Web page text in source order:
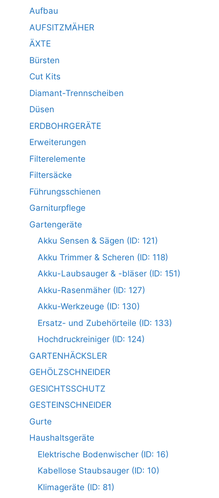
Aufbau
AUFSITZMÄHER
ÄXTE
Bürsten
Cut Kits
Diamant-Trennscheiben
Düsen
ERDBOHRGERÄTE
Erweiterungen
Filterelemente
Filtersäcke
Führungsschienen
Garniturpflege
Gartengeräte
Akku Sensen & Sägen (ID: 121)
Akku Trimmer & Scheren (ID: 118)
Akku-Laubsauger & -bläser (ID: 151)
Akku-Rasenmäher (ID: 127)
Akku-Werkzeuge (ID: 130)
Ersatz- und Zubehörteile (ID: 133)
Hochdruckreiniger (ID: 124)
GARTENHÄCKSLER
GEHÖLZSCHNEIDER
GESICHTSSCHUTZ
GESTEINSCHNEIDER
Gurte
Haushaltsgeräte
Elektrische Bodenwischer (ID: 16)
Kabellose Staubsauger (ID: 10)
Klimageräte (ID: 81)